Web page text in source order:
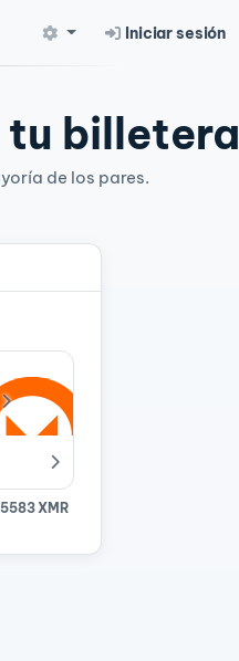
Iniciar sesión
billetera
de los pares.
XMR